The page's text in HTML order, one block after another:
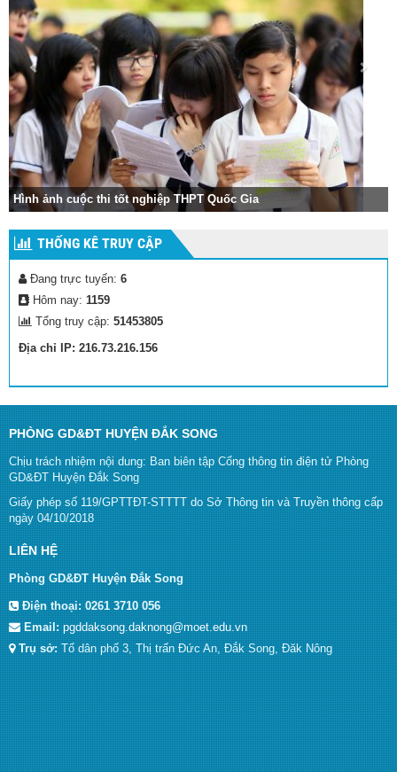
Hình ảnh cuộc thi tốt nghiệp THPT Quốc Gia
THỐNG KÊ TRUY CẬP
Đang trực tuyến: 6
Hôm nay: 1159
Tổng truy cập: 51453805
Địa chỉ IP: 216.73.216.156
PHÒNG GD&ĐT HUYỆN ĐẮK SONG
Chịu trách nhiệm nội dung: Ban biên tập Cổng thông tin điện tử Phòng
GD&ĐT Huyện Đắk Song
Giấy phép số 119/GPTTĐT-STTTT do Sở Thông tin và Truyền thông cấp
ngày 04/10/2018
LIÊN HỆ
Phòng GD&ĐT Huyện Đắk Song
Điện thoại:0261 3710 056
Email:pgddaksong.daknong@moet.edu.vn
Trụ sở:Tổ dân phố 3, Thị trấn Đức An, Đắk Song, Đăk Nông